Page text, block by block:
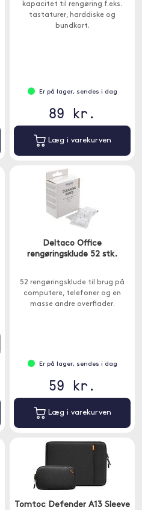
kapacitet til rengøring f.eks.
tastaturer, harddiske og
bundkort.
Er på lager, sendes i dag
89 kr.
Læg i varekurven
Deltaco Office
rengøringsklude 52 stk.
52 rengøringsklude til brug på
computere, telefoner og en
masse andre overflader.
Er på lager, sendes i dag
59 kr.
Læg i varekurven
Tomtoc Defender A13 Sleeve